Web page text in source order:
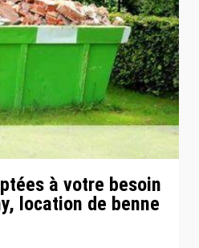
à votre besoin
location de benne